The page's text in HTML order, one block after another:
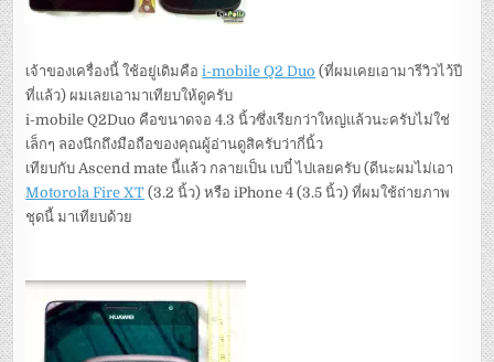
เจ้าของเครื่องนี้ ใช้อยู่เดิมคือi-mobile Q2 Duo (ที่ผมเคยเอามารีวิวไว้ปี
ที่แล้ว) ผมเลยเอามาเทียบให้ดูครับ
i-mobile Q2Duo คือขนาดจอ 4.3 นิ้วซึ่งเรียกว่าใหญ่แล้วนะครับไม่ใช่
เล็กๆ ลองนึกถึงมือถือของคุณผู้อ่านดูสิครับว่ากี่นิ้ว
เทียบกับ Ascend mate นี้แล้ว กลายเป็น เบบี๋ ไปเลยครับ (ดีนะผมไม่เอา
Motorola Fire XT (3.2 นิ้ว) หรือ iPhone 4 (3.5 นิ้ว) ที่ผมใช้ถ่ายภาพ
ชุดนี้ มาเทียบด้วย